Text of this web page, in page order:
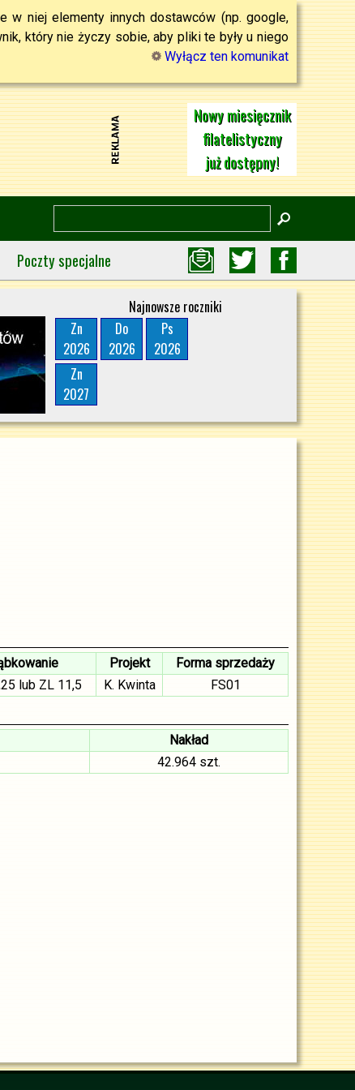
w niej elementy innych dostawców (np. google,
który nie życzy sobie, aby pliki te były u niego
Wyłącz ten komunikat
Nowy miesięcznik
filatelistyczny
już dostępny!
Poczty specjalne
Najnowsze roczniki
Zn
2026
Do
2026
Ps
2026
Zn
2027
Projekt
Forma sprzedaży
lub ZL 11,5 K. Kwinta
FS01
Nakład
42.964 szt.